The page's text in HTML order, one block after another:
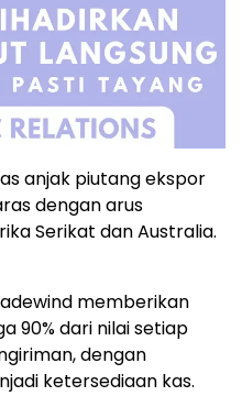
anjak piutang ekspor
dengan arus
Serikat dan Australia.
memberikan
90% dari nilai setiap
dengan
ketersediaan kas.